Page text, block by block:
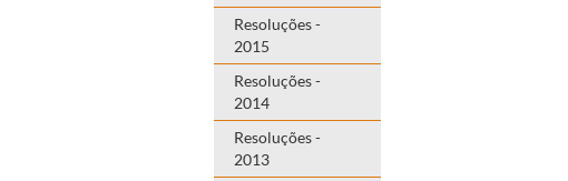
Resoluções -
2015
Resoluções -
2014
Resoluções -
2013